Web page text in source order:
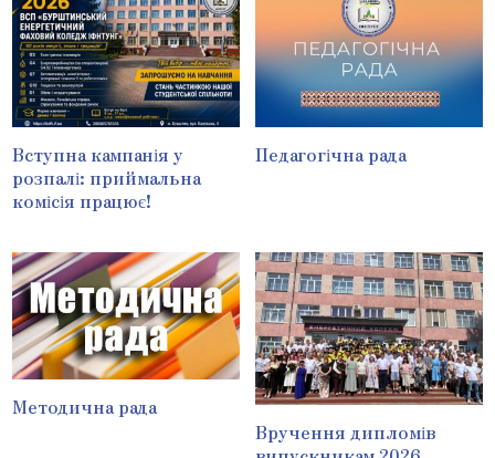
Вступна кампанія у
розпалі: приймальна
комісія працює!
Педагогічна рада
Методична рада
Вручення дипломів